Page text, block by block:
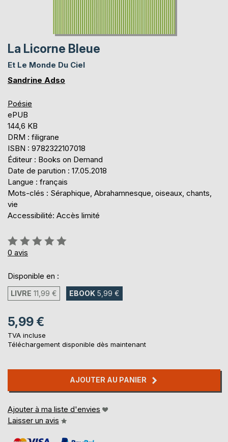
La Licorne Bleue
Et Le Monde Du Ciel
Sandrine Adso
Poésie
ePUB
144,6 KB
DRM : filigrane
ISBN : 9782322107018
Éditeur : Books on Demand
Date de parution : 17.05.2018
Langue : français
Mots-clés : Séraphique, Abrahamnesque, oiseaux, chants,
vie
Accessibilité: Accès limité
Évaluation:
0%
0 avis
Disponible en :
LIVRE 11,99 € EBOOK 5,99 €
5,99 €
TVA incluse
Téléchargement disponible dès maintenant
AJOUTER AU PANIER
Ajouter à ma liste d'envies
Laisser un avis